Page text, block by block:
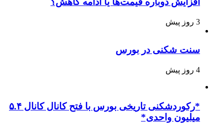
3 روز پیش
سنت شکنی در بورس
4 روز پیش
*رکوردشکنی تاریخی بورس با فتح کانال کانال ۵.۴
میلیون واحدی*